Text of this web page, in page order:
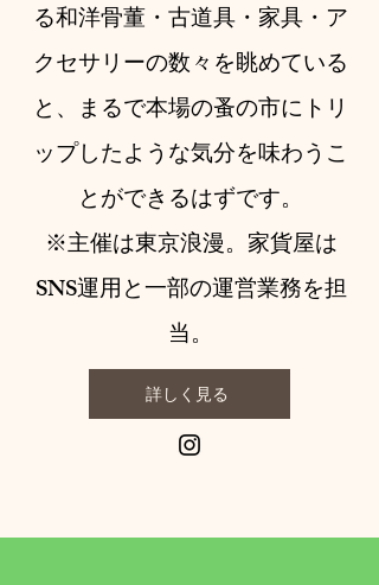
る和洋骨董・古道具・家具・ア
クセサリーの数々を眺めている
と、まるで本場の蚤の市にトリ
ップしたような気分を味わうこ
とができるはずです。
​​※主催は東京浪漫。家貨屋は
SNS運用と一部の運営業務を担
当。
詳しく見る